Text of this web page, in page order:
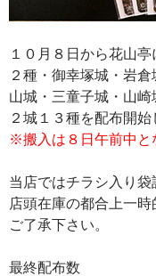
１０月８日から花山
２種・御幸塚城・岩
山城・三童子城・山崎
２城１３種を配布開始
※搬入は８日午前中と
当店ではチラシ入り袋
店頭在庫の都合上一時
ご了承下さい。
最終配布数